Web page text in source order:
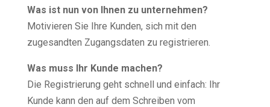
Was ist nun von Ihnen zu unternehmen?
Motivieren Sie Ihre Kunden, sich mit den
zugesandten Zugangsdaten zu registrieren.
Was muss Ihr Kunde machen?
Die Registrierung geht schnell und einfach: Ihr
Kunde kann den auf dem Schreiben vom